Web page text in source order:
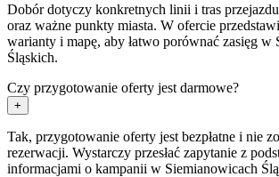
Dobór dotyczy konkretnych linii i tras
oraz ważne punkty miasta. W ofercie
warianty i mapę, aby łatwo porównać zasięg w
Śląskich.
Czy przygotowanie oferty jest darmowe?
+
Tak, przygotowanie oferty jest bezpłatne i nie
rezerwacji. Wystarczy przesłać zapytanie z
informacjami o kampanii w Siemianowicach